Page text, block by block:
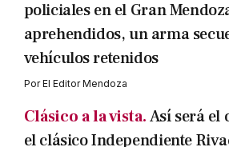
policiales en el Gran
aprehendidos, un arma
vehículos retenidos
PorEl Editor Mendoza
Clásico a la vista.Así será el
el clásico Independiente